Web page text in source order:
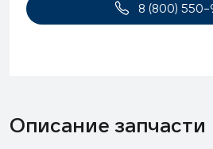
8 (800) 550-
Описание запчасти